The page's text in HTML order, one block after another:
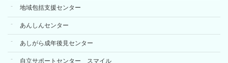
地域包括支援センター
あんしんセンター
あしがら成年後見センター
自立サポートセンター スマイル